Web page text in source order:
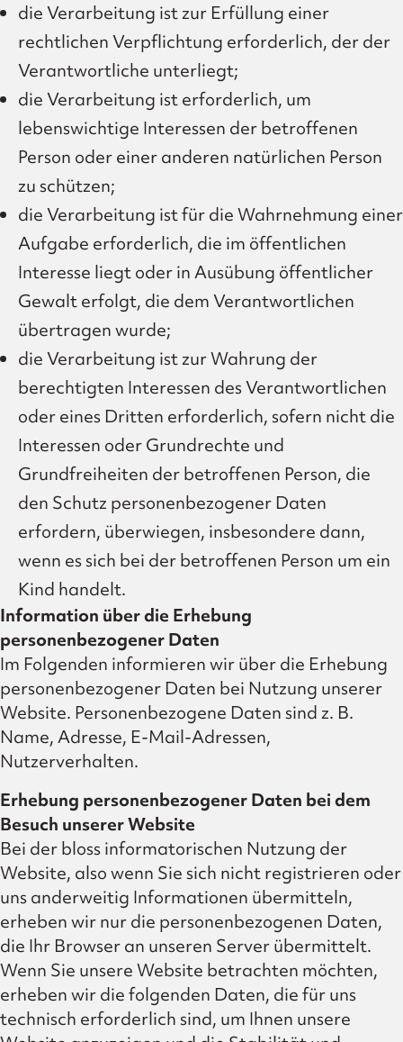
die Verarbeitung ist zur Erfüllung einer
rechtlichen Verpflichtung erforderlich, der der
Verantwortliche unterliegt;
die Verarbeitung ist erforderlich, um
lebenswichtige Interessen der betroffenen
Person oder einer anderen natürlichen Person
zu schützen;
die Verarbeitung ist für die Wahrnehmung einer
Aufgabe erforderlich, die im öffentlichen
Interesse liegt oder in Ausübung öffentlicher
Gewalt erfolgt, die dem Verantwortlichen
übertragen wurde;
die Verarbeitung ist zur Wahrung der
berechtigten Interessen des Verantwortlichen
oder eines Dritten erforderlich, sofern nicht die
Interessen oder Grundrechte und
Grundfreiheiten der betroffenen Person, die
den Schutz personenbezogener Daten
erfordern, überwiegen, insbesondere dann,
wenn es sich bei der betroffenen Person um ein
Kind handelt.
Information über die Erhebung
personenbezogener Daten
Im Folgenden informieren wir über die Erhebung
personenbezogener Daten bei Nutzung unserer
Website. Personenbezogene Daten sind z. B.
Name, Adresse, E-Mail-Adressen,
Nutzerverhalten.
Erhebung personenbezogener Daten bei dem
Besuch unserer Website
Bei der bloss informatorischen Nutzung der
Website, also wenn Sie sich nicht registrieren oder
uns anderweitig Informationen übermitteln,
erheben wir nur die personenbezogenen Daten,
die Ihr Browser an unseren Server übermittelt.
Wenn Sie unsere Website betrachten möchten,
erheben wir die folgenden Daten, die für uns
technisch erforderlich sind, um Ihnen unsere